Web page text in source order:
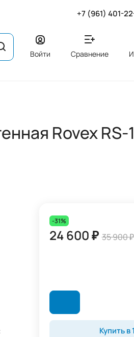
+7 (961) 401-
Войти Сравнение
Rovex RS-
-31%
24 600 ₽ 35 900 ₽
Купить в